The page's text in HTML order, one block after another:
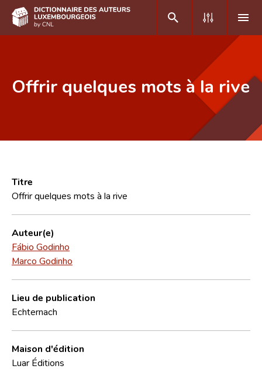
Foire aux questions
CNL
Équipe scientifique
Contact
Offrir quelques mots à la rive
Titre
Offrir quelques mots à la rive
Auteur(e)
Fábio Godinho
Marco Godinho
Lieu de publication
Echternach
Maison d'édition
Luar Éditions